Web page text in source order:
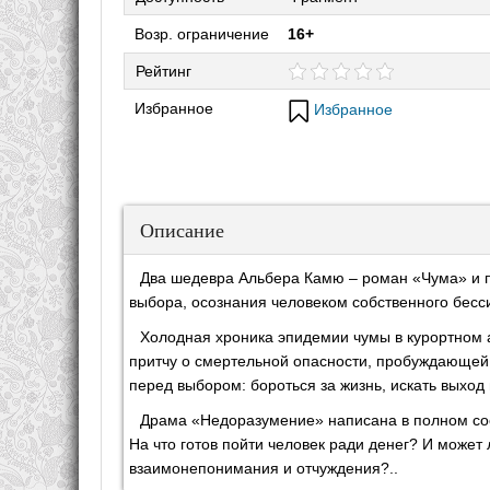
Возр. ограничение 16+
Рейтинг
Избранное Избранное
Описание
Два шедевра Альбера Камю – роман «Чума» и
выбора, осознания человеком собственного
Холодная хроника эпидемии чумы в
притчу о смертельной опасности,
перед выбором: бороться за жизнь, искать
Драма «Недоразумение» написана в полном
На что готов пойти человек ради денег? И
взаимонепонимания и отчуждения?..